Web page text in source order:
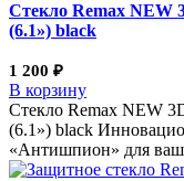
Стекло Remax NEW
(6.1») black
1 200 ₽
В корзину
Стекло Remax NEW
(6.1») black
«Антишпион» для